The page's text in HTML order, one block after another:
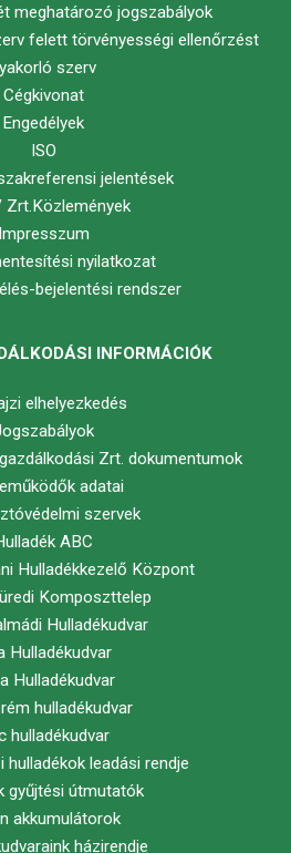
meghatározó jogszabályok
felett törvényességi ellenőrzést
szerv
Cégkivonat
Engedélyek
ISO
jelentések
Zrt.Közlemények
Impresszum
nyilatkozat
bejelentési rendszer
INFORMÁCIÓK
elhelyezkedés
Zrt. dokumentumok
adatai
szervek
ABC
Hulladékkezelő Központ
Komposzttelep
Hulladékudvar
Hulladékudvar
Hulladékudvar
hulladékudvar
hulladékudvar
hulladékok leadási rendje
gyűjtési útmutatók
akkumulátorok
házirendje